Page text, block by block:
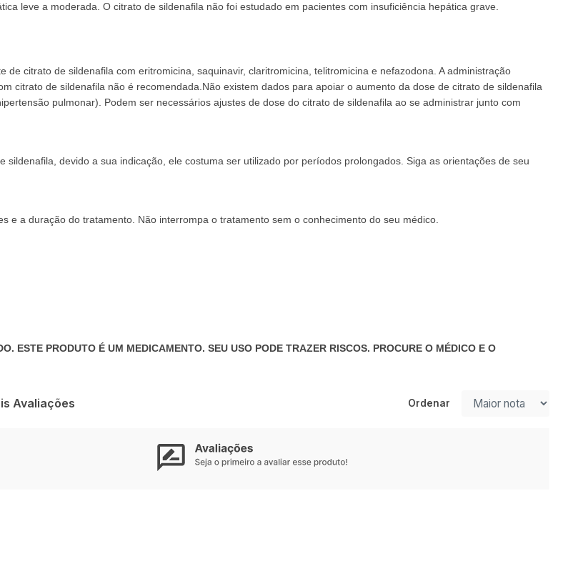
leve a moderada. O citrato de sildenafila não foi estudado em pacientes com insuficiência hepática grave.
citrato de sildenafila com eritromicina, saquinavir, claritromicina, telitromicina e nefazodona. A administração
citrato de sildenafila não é recomendada.Não existem dados para apoiar o aumento da dose de citrato de sildenafila
pulmonar). Podem ser necessários ajustes de dose do citrato de sildenafila ao se administrar junto com
devido a sua indicação, ele costuma ser utilizado por períodos prolongados. Siga as orientações de seu
e a duração do tratamento. Não interrompa o tratamento sem o conhecimento do seu médico.
ESTE PRODUTO É UM MEDICAMENTO. SEU USO PODE TRAZER RISCOS. PROCURE O MÉDICO E O
Avaliações Ordenar